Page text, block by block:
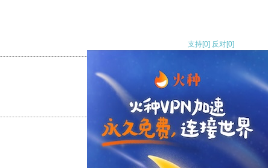
支持[0] 反对[0]
支持[0] 反对
支持